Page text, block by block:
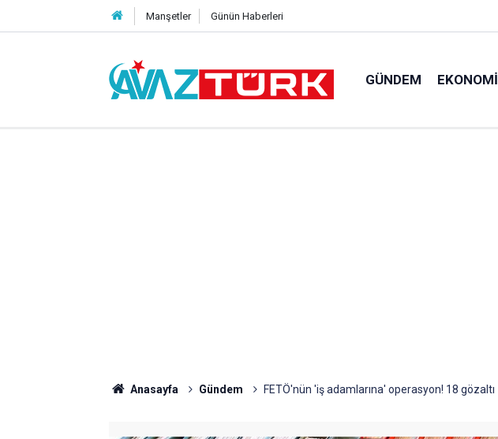
Manşetler Günün Haberleri
GÜNDEM EKONOMI
Anasayfa Gündem FETÖ'nün 'iş adamlarına' operasyon! 18 gözaltı